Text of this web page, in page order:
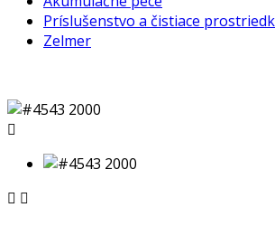
Príslušenstvo a čistiace
Zelmer

 